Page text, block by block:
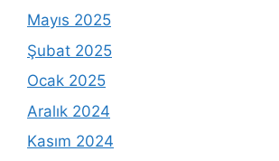
Mayıs 2025
Şubat 2025
Ocak 2025
Aralık 2024
Kasım 2024